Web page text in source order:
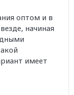
оптом и в
начиная
имеет